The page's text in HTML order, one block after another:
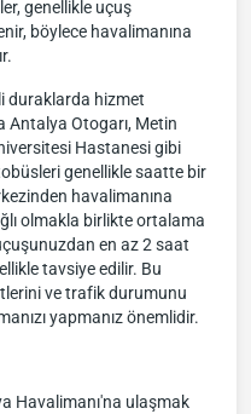
genellikle uçuş
böylece havalimanına
duraklarda hizmet
Antalya Otogarı, Metin
Hastanesi gibi
genellikle saatte bir
havalimanına
olmakla birlikte ortalama
en az 2 saat
tavsiye edilir. Bu
ve trafik durumunu
yapmanız önemlidir.
Havalimanı'na ulaşmak